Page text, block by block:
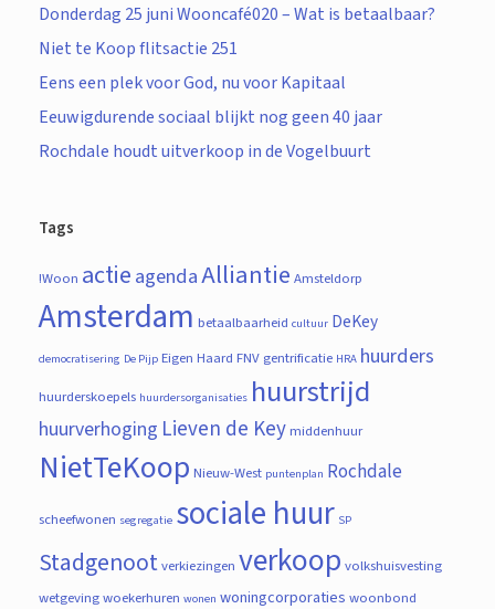
Donderdag 25 juni Wooncafé020 – Wat is betaalbaar?
Niet te Koop flitsactie 251
Eens een plek voor God, nu voor Kapitaal
Eeuwigdurende sociaal blijkt nog geen 40 jaar
Rochdale houdt uitverkoop in de Vogelbuurt
Tags
!Woon actieagendaAlliantie Amsteldorp
Amsterdam betaalbaarheid cultuur DeKey
democratisering De Pijp Eigen Haard FNV gentrificatie HRA huurders
huurderskoepels huurdersorganisaties huurstrijd
huurverhoging Lieven de Key middenhuur
NietTeKoop Nieuw-West puntenplan Rochdale
scheefwonen segregatie sociale huur SP
Stadgenootverkiezingen verkoop volkshuisvesting
wetgevingwoekerhuren wonen woningcorporaties woonbond